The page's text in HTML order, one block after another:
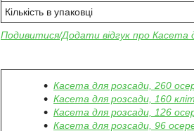
Кількість в упаковці
Подивитися/Додати відгук про Касета
Касета для розсади, 260
Касета для розсади, 160
Касета для розсади, 126
Касета для розсади, 96